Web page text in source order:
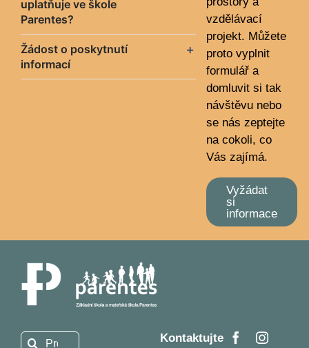
uplatňuje ve škole
Parentes?
Žádost o poskytnutí
informací
vzdělávací
projekt. Můžete
proto vyplnit
formulář a
domluvit si tak
návštěvu nebo
se nás zeptejte
na cokoli, co
Vás zajímá.
Vyžádat
si
informace
Hledat:
Kontaktujte